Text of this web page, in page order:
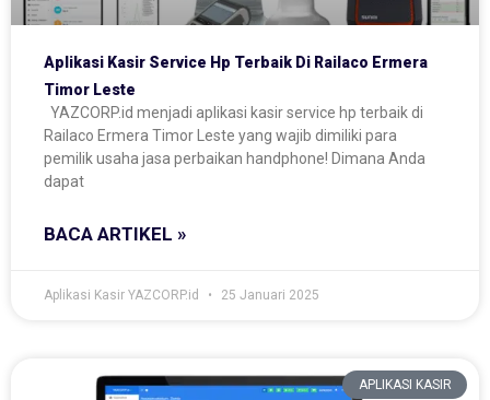
Aplikasi Kasir Service Hp Terbaik Di Railaco Ermera
Timor Leste
YAZCORP.id menjadi aplikasi kasir service hp terbaik di
Railaco Ermera Timor Leste yang wajib dimiliki para
pemilik usaha jasa perbaikan handphone! Dimana Anda
dapat
BACA ARTIKEL »
Aplikasi Kasir YAZCORP.id 25 Januari 2025
APLIKASI KASIR